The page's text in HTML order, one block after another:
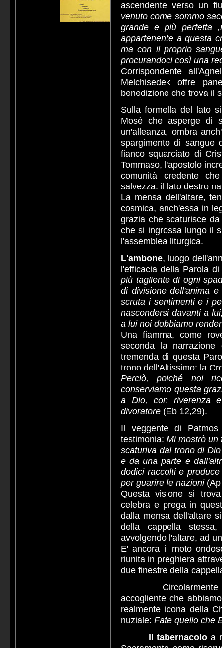
ascendente verso un
venuto come sommo
grande e più perfetta
appartenente a questa
ma con il proprio
procurandoci così una
Corrispondente
Melchisedek offre
benedizione che trova il
Sulla formella del lato
Mosè che asperge di
un'alleanza, ombra
spargimento di sangue
fianco squarciato di
Tommaso, l'apostolo
comunità credente
salvezza: il lato destro
La mensa dell'altare,
cosmica, anch'essa in
grazia che scaturisce
che si ingrossa lungo il
l'assemblea liturgica.
L'ambone, luogo
l'efficacia della Parola
più tagliente di ogni
di divisione dell'anima
scruta i sentimenti e i
nascondersi davanti a
a lui noi dobbiamo
Una fiamma, come
seconda la
tremenda di questa
trono dell'Altissimo: la
Perciò, poiché noi
conserviamo questa
a Dio, con riverenza
divoratore (Eb 12,29).
Il veggente di Patmos
testimonia: Mi mostrò un
scaturiva dal trono di
e da una parte e
dodici raccolti e
per guarire le nazioni
Questa visione si
celebra e prega in
dalla mensa dell'altare
della cappella
avvolgendo l'altare, ad
E' ancora il moto
riunita in preghiera
due finestre della
Circolarmente
accogliente che
realmente icona della
nuziale: Fate quello che
Il tabernacolo a